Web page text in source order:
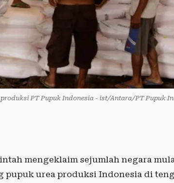
PT Pupuk Indonesia - ist/Antara/PT Pupuk
mengeklaim sejumlah negara
urea produksi Indonesia di